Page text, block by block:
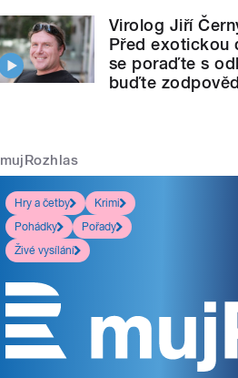
Virolog Jiří
Před exotickou
se poraďte s
buďte
mujRozhlas
Hry a četby
Krimi
Pohádky
Pořady
Živé vysílání